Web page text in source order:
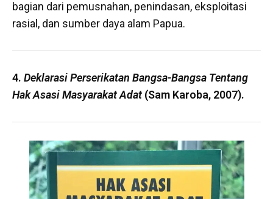
bagian dari pemusnahan, penindasan, eksploitasi
rasial, dan sumber daya alam Papua.
4. Deklarasi Perserikatan Bangsa-Bangsa Tentang
Hak Asasi Masyarakat Adat (Sam Karoba, 2007).